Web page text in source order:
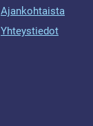
Ajankohtaista
Yhteystiedot